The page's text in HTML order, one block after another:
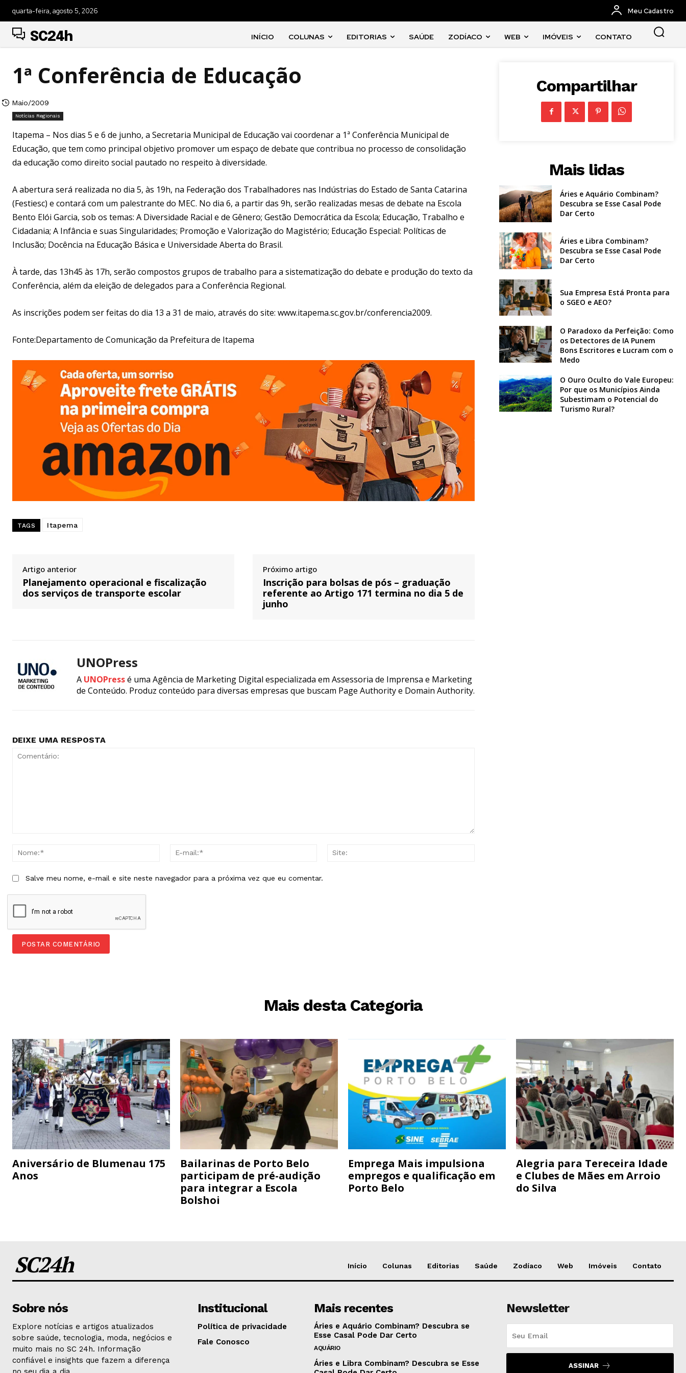
quarta-feira, agosto 5, 2026 Meu Cadastro
SC24h INÍCIO COLUNAS EDITORIAS SAÚDE ZODÍACO WEB IMÓVEIS CONTATO
1ª Conferência de Educação
Maio/2009
Notícias Regionais
Itapema – Nos dias 5 e 6 de junho, a Secretaria Municipal de Educação vai coordenar a 1ª Conferência Municipal de
Educação, que tem como principal objetivo promover um espaço de debate que contribua no processo de consolidação
da educação como direito social pautado no respeito à diversidade.
A abertura será realizada no dia 5, às 19h, na Federação dos Trabalhadores nas Indústrias do Estado de Santa Catarina
(Festiesc) e contará com um palestrante do MEC. No dia 6, a partir das 9h, serão realizadas mesas de debate na Escola
Bento Elói Garcia, sob os temas: A Diversidade Racial e de Gênero; Gestão Democrática da Escola; Educação, Trabalho e
Cidadania; A Infância e suas Singularidades; Promoção e Valorização do Magistério; Educação Especial: Políticas de
Inclusão; Docência na Educação Básica e Universidade Aberta do Brasil.
À tarde, das 13h45 às 17h, serão compostos grupos de trabalho para a sistematização do debate e produção do texto da
Conferência, além da eleição de delegados para a Conferência Regional.
As inscrições podem ser feitas do dia 13 a 31 de maio, através do site: www.itapema.sc.gov.br/conferencia2009.
Fonte:Departamento de Comunicação da Prefeitura de Itapema
TAGS Itapema
Artigo anterior
Planejamento operacional e fiscalização
dos serviços de transporte escolar
Próximo artigo
Inscrição para bolsas de pós – graduação
referente ao Artigo 171 termina no dia 5 de
junho
UNOPress
A UNOPressé uma Agência de Marketing Digital especializada em Assessoria de Imprensa e Marketing
de Conteúdo. Produz conteúdo para diversas empresas que buscam Page Authority e Domain Authority.
DEIXE UMA RESPOSTA
Nome:*
Salve meu nome, e-mail e site neste navegador para a próxima vez que eu comentar.
Compartilhar
Mais lidas
Áries e Aquário Combinam?
Descubra se Esse Casal Pode
Dar Certo
Áries e Libra Combinam?
Descubra se Esse Casal Pode
Dar Certo
Sua Empresa Está Pronta para
o SGEO e AEO?
O Paradoxo da Perfeição: Como
os Detectores de IA Punem
Bons Escritores e Lucram com o
Medo
O Ouro Oculto do Vale Europeu:
Por que os Municípios Ainda
Subestimam o Potencial do
Turismo Rural?
Mais desta Categoria
Aniversário de Blumenau 175
Anos
Bailarinas de Porto Belo
participam de pré-audição
para integrar a Escola
Bolshoi
Emprega Mais impulsiona
empregos e qualificação em
Porto Belo
Alegria para Tereceira Idade
e Clubes de Mães em Arroio
do Silva
SC24h Início Colunas Editorias Saúde Zodíaco Web Imóveis Contato
Sobre nós
Explore notícias e artigos atualizados
sobre saúde, tecnologia, moda, negócios e
muito mais no SC 24h. Informação
confiável e insights que fazem a diferença
Institucional
Política de privacidade
Fale Conosco
Mais recentes
Áries e Aquário Combinam? Descubra se
Esse Casal Pode Dar Certo
AQUÁRIO
Áries e Libra Combinam? Descubra se Esse
Newsletter
ASSINAR